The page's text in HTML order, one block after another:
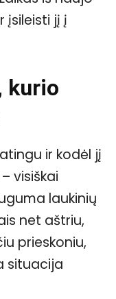
įsileisti jį į
kurio
ir kodėl jį
visiškai
laukinių
net aštriu,
prieskoniu,
situacija